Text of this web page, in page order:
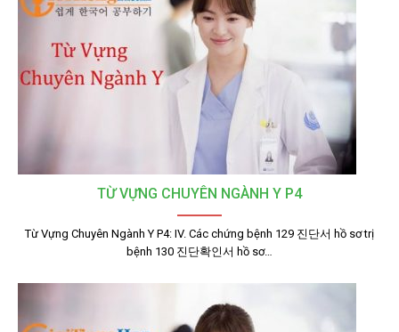
TỪ VỰNG CHUYÊN NGÀNH Y P4
Từ Vựng Chuyên Ngành Y P4: IV. Các chứng bệnh 129 진단서 hồ sơ trị
bệnh 130 진단확인서 hồ sơ…